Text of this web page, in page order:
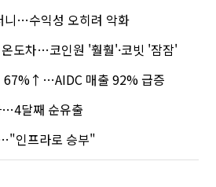
니…수익성 오히려 악화
도차…코인원 '훨훨'·코빗 '잠잠'
67%↑…AIDC 매출 92% 급증
…4달째 순유출
인프라로 승부"